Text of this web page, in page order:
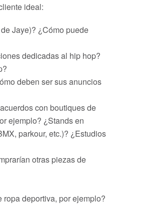
ideal:
Jaye)? ¿Cómo puede
dedicadas al hip hop?
deben ser sus anuncios
con boutiques de
ejemplo? ¿Stands en
parkour, etc.)? ¿Estudios
otras piezas de
ropa deportiva, por ejemplo?